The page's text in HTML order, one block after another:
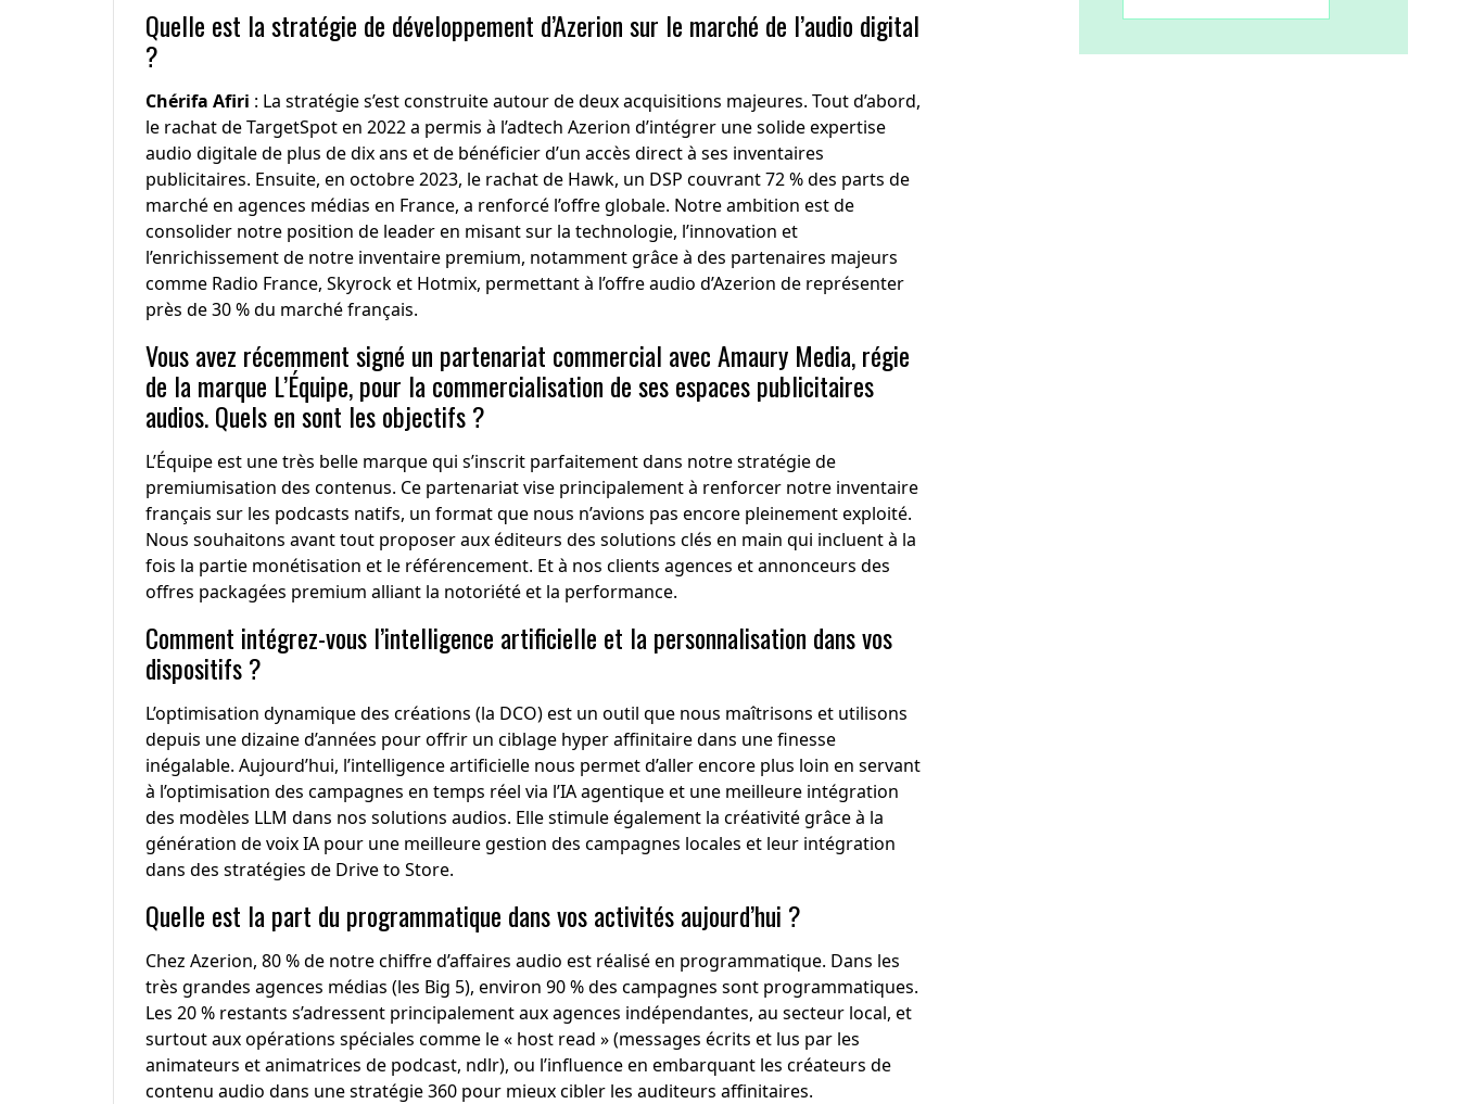
Quelle est la stratégie de développement d’Azerion sur le marché de l’audio digital
?
Chérifa Afiri : La stratégie s’est construite autour de deux acquisitions majeures. Tout d’abord,
le rachat de TargetSpot en 2022 a permis à l’adtech Azerion d’intégrer une solide expertise
audio digitale de plus de dix ans et de bénéficier d’un accès direct à ses inventaires
publicitaires. Ensuite, en octobre 2023, le rachat de Hawk, un DSP couvrant 72 % des parts de
marché en agences médias en France, a renforcé l’offre globale. Notre ambition est de
consolider notre position de leader en misant sur la technologie, l’innovation et
l’enrichissement de notre inventaire premium, notamment grâce à des partenaires majeurs
comme Radio France, Skyrock et Hotmix, permettant à l’offre audio d’Azerion de représenter
près de 30 % du marché français.
Vous avez récemment signé un partenariat commercial avec Amaury Media, régie
de la marque L’Équipe, pour la commercialisation de ses espaces publicitaires
audios. Quels en sont les objectifs ?
L’Équipe est une très belle marque qui s’inscrit parfaitement dans notre stratégie de
premiumisation des contenus. Ce partenariat vise principalement à renforcer notre inventaire
français sur les podcasts natifs, un format que nous n’avions pas encore pleinement exploité.
Nous souhaitons avant tout proposer aux éditeurs des solutions clés en main qui incluent à la
fois la partie monétisation et le référencement. Et à nos clients agences et annonceurs des
offres packagées premium alliant la notoriété et la performance.
Comment intégrez-vous l’intelligence artificielle et la personnalisation dans vos
dispositifs ?
L’optimisation dynamique des créations (la DCO) est un outil que nous maîtrisons et utilisons
depuis une dizaine d’années pour offrir un ciblage hyper affinitaire dans une finesse
inégalable. Aujourd’hui, l’intelligence artificielle nous permet d’aller encore plus loin en servant
à l’optimisation des campagnes en temps réel via l’IA agentique et une meilleure intégration
des modèles LLM dans nos solutions audios. Elle stimule également la créativité grâce à la
génération de voix IA pour une meilleure gestion des campagnes locales et leur intégration
dans des stratégies de Drive to Store.
Quelle est la part du programmatique dans vos activités aujourd’hui ?
Chez Azerion, 80 % de notre chiffre d’affaires audio est réalisé en programmatique. Dans les
très grandes agences médias (les Big 5), environ 90 % des campagnes sont programmatiques.
Les 20 % restants s’adressent principalement aux agences indépendantes, au secteur local, et
surtout aux opérations spéciales comme le « host read » (messages écrits et lus par les
animateurs et animatrices de podcast, ndlr), ou l’influence en embarquant les créateurs de
contenu audio dans une stratégie 360 pour mieux cibler les auditeurs affinitaires.